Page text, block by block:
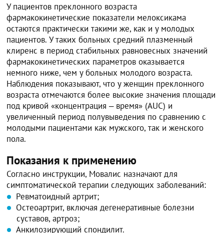
У пациентов преклонного возраста
фармакокинетические показатели мелоксикама
остаются практически такими же, как и у молодых
пациентов. У таких больных средний плазменный
клиренс в период стабильных равновесных значений
фармакокинетических параметров оказывается
немного ниже, чем у больных молодого возраста.
Наблюдения показывают, что у женщин преклонного
возраста отмечаются более высокие значения площади
под кривой «концентрация ‒ время» (AUC) и
увеличенный период полувыведения по сравнению с
молодыми пациентами как мужского, так и женского
пола.
Показания к применению
Согласно инструкции, Мовалис назначают для
симптоматической терапии следующих заболеваний:
Ревматоидный артрит;
Остеоартрит, включая дегенеративные болезни
суставов, артроз;
Анкилозирующий спондилит.